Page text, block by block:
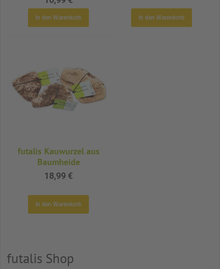
In den Warenkorb In den Warenkorb
futalis Kauwurzel aus
Baumheide
18,99 €
In den Warenkorb
futalis Shop